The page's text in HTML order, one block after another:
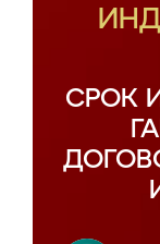
СРОК